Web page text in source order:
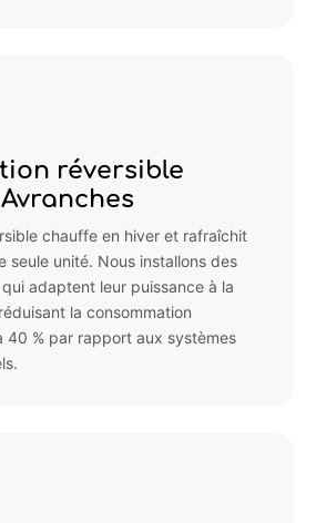
réversible
chauffe en hiver et rafraîchit
seule unité. Nous installons des
adaptent leur puissance à la
la consommation
40 % par rapport aux systèmes